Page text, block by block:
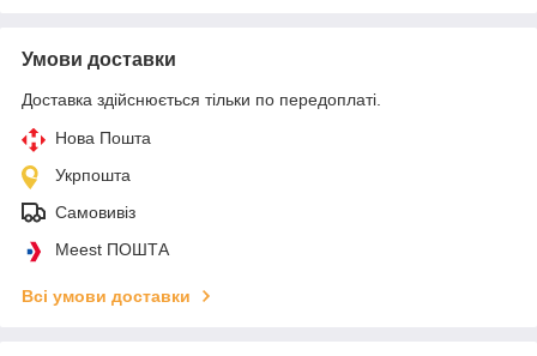
Умови доставки
Доставка здійснюється тільки по передоплаті.
Нова Пошта
Укрпошта
Самовивіз
Meest ПОШТА
Всі умови доставки